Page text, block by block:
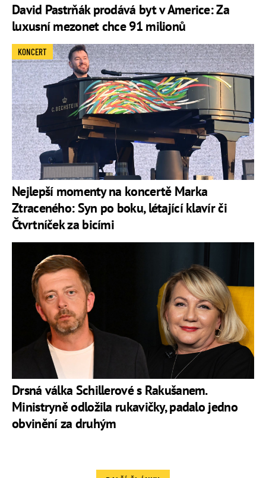
David Pastrňák prodává byt v Americe: Za
luxusní mezonet chce 91 milionů
Nejlepší momenty na koncertě Marka
Ztraceného: Syn po boku, létající klavír či
Čtvrtníček za bicími
KONCERT
Drsná válka Schillerové s Rakušanem.
Ministryně odložila rukavičky, padalo jedno
obvinění za druhým